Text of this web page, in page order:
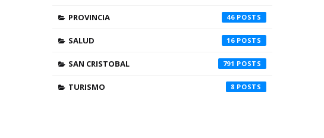
PROVINCIA 46
SALUD 16
SAN CRISTOBAL 791
TURISMO 8